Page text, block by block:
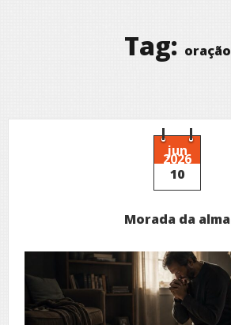
Tag: oração
jun
2026
10
Morada da alma